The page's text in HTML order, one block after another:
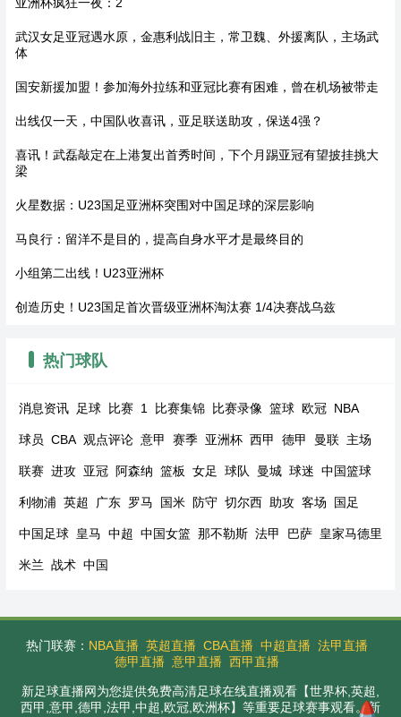
武汉女足亚冠遇水原，金惠利战旧主，常卫魏、外援离队，主场武
体
国安新援加盟！参加海外拉练和亚冠比赛有困难，曾在机场被带走
出线仅一天，中国队收喜讯，亚足联送助攻，保送4强？
喜讯！武磊敲定在上港复出首秀时间，下个月踢亚冠有望披挂挑大
梁
火星数据：U23国足亚洲杯突围对中国足球的深层影响
马良行：留洋不是目的，提高自身水平才是最终目的
小组第二出线！U23亚洲杯
创造历史！U23国足首次晋级亚洲杯淘汰赛 1/4决赛战乌兹
热门球队
消息资讯 足球 比赛 1 比赛集锦 比赛录像 篮球 欧冠 NBA
球员 CBA 观点评论 意甲 赛季 亚洲杯 西甲 德甲 曼联 主场
联赛 进攻 亚冠 阿森纳 篮板 女足 球队 曼城 球迷 中国篮球
利物浦 英超 广东 罗马 国米 防守 切尔西 助攻 客场 国足
中国足球 皇马 中超 中国女篮 那不勒斯 法甲 巴萨 皇家马德里
米兰 战术 中国
热门联赛： NBA直播 英超直播 CBA直播 中超直播 法甲直播
德甲直播 意甲直播 西甲直播
新足球直播网为您提供免费高清足球在线直播观看【世界杯,英超,
西甲,意甲,德甲,法甲,中超,欧冠,欧洲杯】等重要足球赛事观看。新